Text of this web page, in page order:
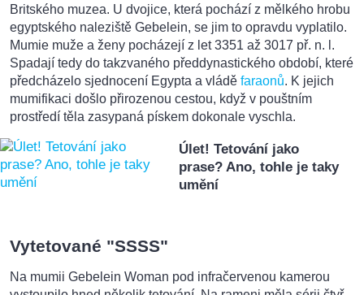
Britského muzea. U dvojice, která pochází z mělkého hrobu
egyptského naleziště Gebelein, se jim to opravdu vyplatilo.
Mumie muže a ženy pocházejí z let 3351 až 3017 př. n. l.
Spadají tedy do takzvaného předdynastického období, které
předcházelo sjednocení Egypta a vládě faraonů. K jejich
mumifikaci došlo přirozenou cestou, když v pouštním
prostředí těla zasypaná pískem dokonale vyschla.
Úlet! Tetování jako
prase? Ano, tohle je taky
umění
Vytetované "SSSS"
Na mumii Gebelein Woman pod infračervenou kamerou